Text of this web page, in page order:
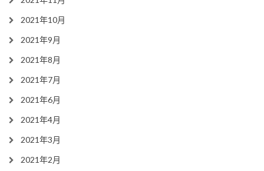
2021年10月
2021年9月
2021年8月
2021年7月
2021年6月
2021年4月
2021年3月
2021年2月